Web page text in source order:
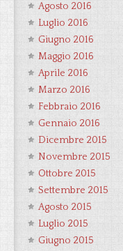
Agosto 2016
Luglio 2016
Giugno 2016
Maggio 2016
Aprile 2016
Marzo 2016
Febbraio 2016
Gennaio 2016
Dicembre 2015
Novembre 2015
Ottobre 2015
Settembre 2015
Agosto 2015
Luglio 2015
Giugno 2015